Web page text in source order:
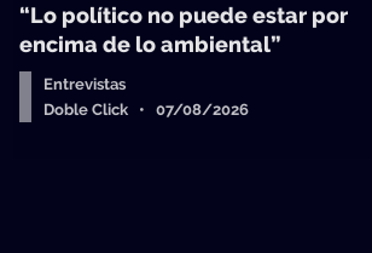
“Lo político no puede estar por
encima de lo ambiental”
Entrevistas
Doble Click • 07/08/2026